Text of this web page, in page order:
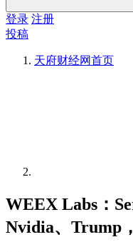
登录 注册
投稿
天府财经网首页
WEEX Labs：
Nvidia、Trump